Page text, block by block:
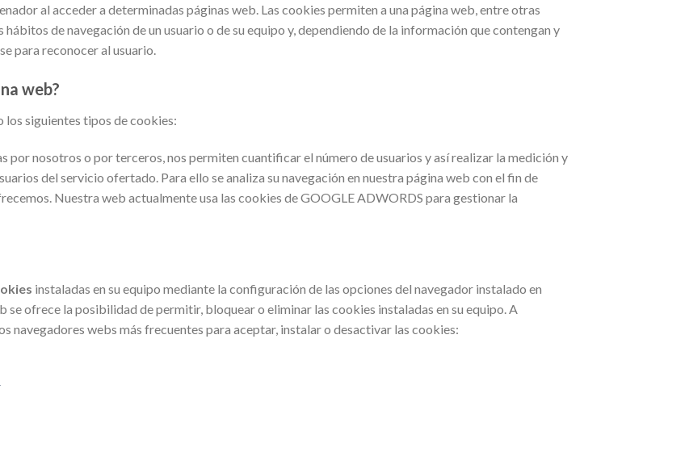
al acceder a determinadas páginas web. Las cookies permiten a una página web, entre otras
de navegación de un usuario o de su equipo y, dependiendo de la información que contengan y
para reconocer al usuario.
web?
los siguientes tipos de cookies:
por nosotros o por terceros, nos permiten cuantificar el número de usuarios y así realizar la medición y
del servicio ofertado. Para ello se analiza su navegación en nuestra página web con el fin de
Nuestra web actualmente usa las cookies de GOOGLE ADWORDS para gestionar la
instaladas en su equipo mediante la configuración de las opciones del navegador instalado en
se ofrece la posibilidad de permitir, bloquear o eliminar las cookies instaladas en su equipo. A
navegadores webs más frecuentes para aceptar, instalar o desactivar las cookies: